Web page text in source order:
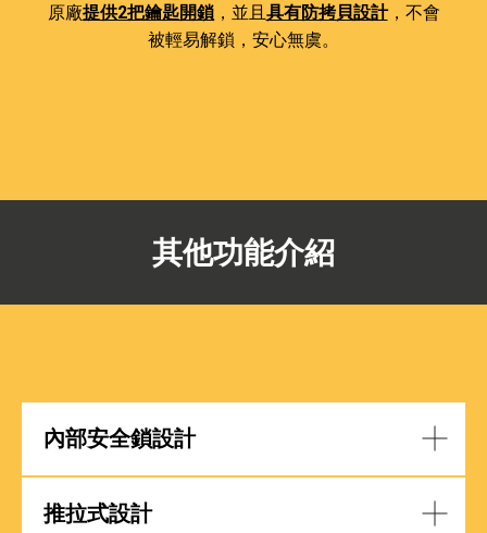
原廠提供2把鑰匙開鎖，並且 具有防拷貝設計，不會
被輕易解鎖，安心無虞。
其他功能介紹
內部安全鎖設計
推拉式設計